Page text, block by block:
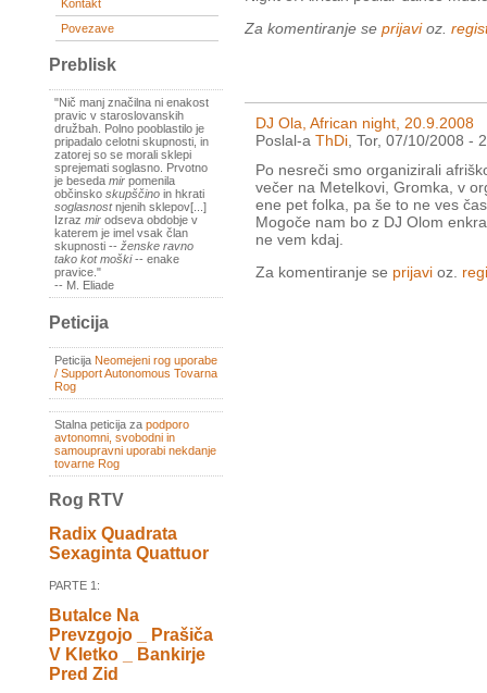
Kontakt
Povezave
Preblisk
"Nič manj značilna ni enakost
pravic v staroslovanskih
družbah. Polno pooblastilo je
pripadalo celotni skupnosti, in
zatorej so se morali sklepi
sprejemati soglasno. Prvotno
je beseda mir pomenila
občinsko skupščino in hkrati
soglasnostnjenih sklepov[...]
Izraz mir odseva obdobje v
katerem je imel vsak član
skupnosti -- ženske ravno
tako kot moški-- enake
pravice."
-- M. Eliade
Peticija
Peticija Neomejeni rog uporabe
/ Support Autonomous Tovarna
Rog
Stalna peticija za podporo
avtonomni, svobodni in
samoupravni uporabi nekdanje
tovarne Rog
Rog RTV
Radix Quadrata
Sexaginta Quattuor
PARTE 1:
Butalce Na
Prevzgojo _ Prašiča
V Kletko _ Bankirje
Pred Zid
Za komentiranje se prijavioz.
DJ Ola, African night, 20.9.2008
Poslal-a ThDi , Tor, 07/10/2008 -
Po nesreči smo organizirali
večer na Metelkovi, Gromka, v
ene pet folka, pa še to ne ves
Mogoče nam bo z DJ Olom
ne vem kdaj.
Za komentiranje se prijavi oz.